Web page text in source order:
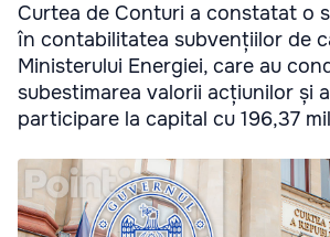
Curtea de Conturi a constatat o
în contabilitatea subvențiilor de
Ministerului Energiei, care au
subestimarea valorii acțiunilor și
participare la capital cu 196,37